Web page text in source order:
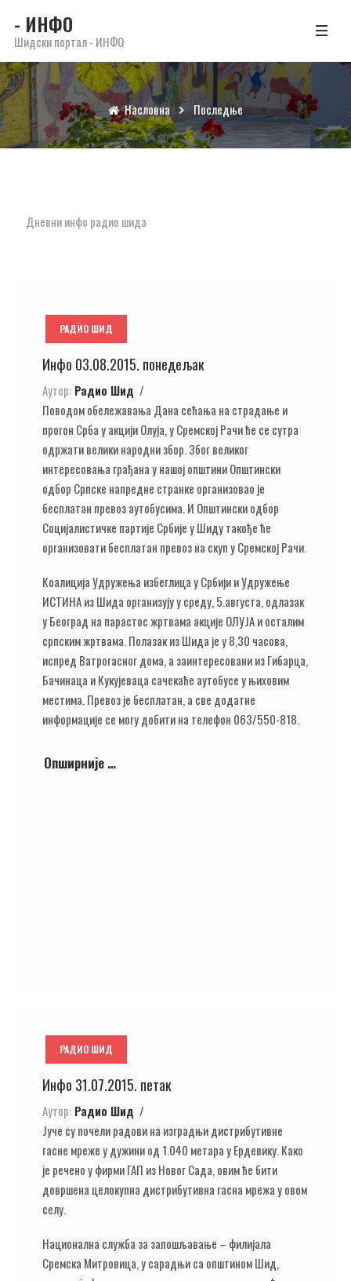
- ИНФО
Шидски портал - ИНФО
Насловна Последње
Дневни инфо радио шида
РАДИО ШИД
Инфо 03.08.2015. понедељак
Аутор: Радио Шид
Поводом обележавања Дана сећања на страдање и
прогон Срба у акцији Олуја, у Сремској Рачи ће се сутра
одржати велики народни збор. Због великог
интересовања грађана у нашој општини Општински
одбор Српске напредне странке организовао је
бесплатан превоз аутобусима. И Општински одбор
Социјалистичке партије Србије у Шиду такође ће
организовати бесплатан превоз на скуп у Сремској Рачи.
Коалиција Удружења избеглица у Србији и Удружење
ИСТИНА из Шида организују у среду, 5.августа, одлазак
у Београд на парастос жртвама акције ОЛУЈА и осталим
српским жртвама. Полазак из Шида је у 8,30 часова,
испред Ватрогасног дома, а заинтересовани из Гибарца,
Бачинаца и Кукујеваца сачекаће аутобусе у њиховим
местима. Превоз је бесплатан, а све додатне
информације се могу добити на телефон 063/550-818.
Опширније …
РАДИО ШИД
Инфо 31.07.2015. петак
Аутор: Радио Шид
Јуче су почели радови на изградњи дистрибутивне
гасне мреже у дужини од 1.040 метара у Ердевику. Како
је речено у фирми ГАП из Новог Сада, овим ће бити
довршена целокупна дистрибутивна гасна мрежа у овом
селу.
Национална служба за запошљавање – филијала
Сремска Митровица, у сарадњи са општином Шид,